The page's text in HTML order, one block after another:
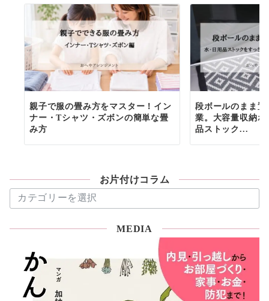
親子で服の畳み方をマスター！イン
ナー・Tシャツ・ズボンの簡単な畳
み方
段ボールのまま
業。大容量収納
品ストック...
お片付けコラム
片
MEDIA